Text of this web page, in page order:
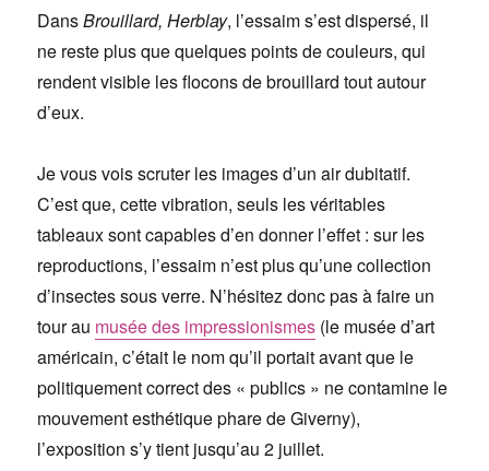
DansBrouillard, Herblay, l’essaim s’est dispersé, il
ne reste plus que quelques points de couleurs, qui
rendent visible les flocons de brouillard tout autour
d’eux.
Je vous vois scruter les images d’un air dubitatif.
C’est que, cette vibration, seuls les véritables
tableaux sont capables d’en donner l’effet : sur les
reproductions, l’essaim n’est plus qu’une collection
d’insectes sous verre. N’hésitez donc pas à faire un
tour au musée des impressionismes (le musée d’art
américain, c’était le nom qu’il portait avant que le
politiquement correct des « publics » ne contamine le
mouvement esthétique phare de Giverny),
l’exposition s’y tient jusqu’au 2 juillet.